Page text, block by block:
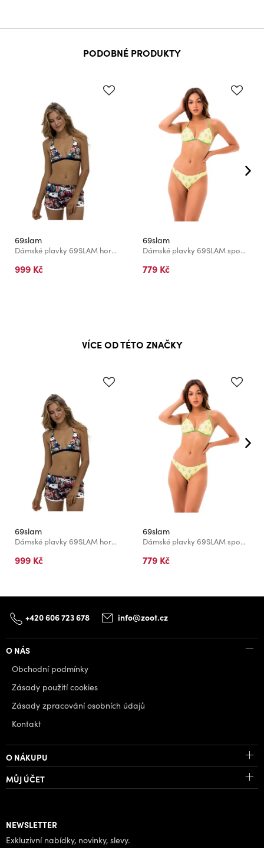
PODOBNÉ PRODUKTY
69slam
Dámské plavky 69SLAM horní díl WOMEN FESTIVAL BUNNY
999 Kč
69slam
Dámské plavky 69SLAM spodní díl DESERT SCENE KHLOE CHEEKY
779 Kč
VÍCE OD TÉTO ZNAČKY
69slam
Dámské plavky 69SLAM horní díl WOMEN FESTIVAL BUNNY
999 Kč
69slam
Dámské plavky 69SLAM spodní díl DESERT SCENE KHLOE CHEEKY
779 Kč
+420 606 723 678 info@zoot.cz
O NÁS
Obchodní podmínky
Zásady použití cookies
Zásady zpracování osobních údajů
Kontakt
O NÁKUPU
MŮJ ÚČET
NEWSLETTER
Exkluzivní nabídky, novinky, slevy.